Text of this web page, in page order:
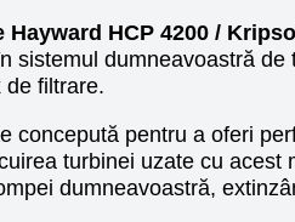
HCP 4200 /
sistemul dumneavoastră
de filtrare.
concepută pentru a oferi
turbinei uzate cu
dumneavoastră,